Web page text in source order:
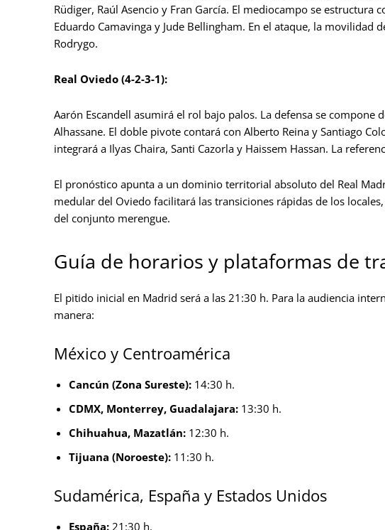
Rüdiger, Raúl Asencio y Fran García. El mediocampo se estructura
Eduardo Camavinga y Jude Bellingham. En el ataque, la movilidad
Rodrygo.
Real Oviedo (4-2-3-1):
Aarón Escandell asumirá el rol bajo palos. La defensa se compone
Alhassane. El doble pivote contará con Alberto Reina y Santiago
integrará a Ilyas Chaira, Santi Cazorla y Haissem Hassan. La
El pronóstico apunta a un dominio territorial absoluto del Real
medular del Oviedo facilitará las transiciones rápidas de los
del conjunto merengue.
Guía de horarios y plataformas de
El pitido inicial en Madrid será a las 21:30 h. Para la audiencia
manera:
México y Centroamérica
Cancún (Zona Sureste): 14:30 h.
CDMX, Monterrey, Guadalajara: 13:30 h.
Chihuahua, Mazatlán: 12:30 h.
Tijuana (Noroeste): 11:30 h.
Sudamérica, España y Estados Unidos
España: 21:30 h.